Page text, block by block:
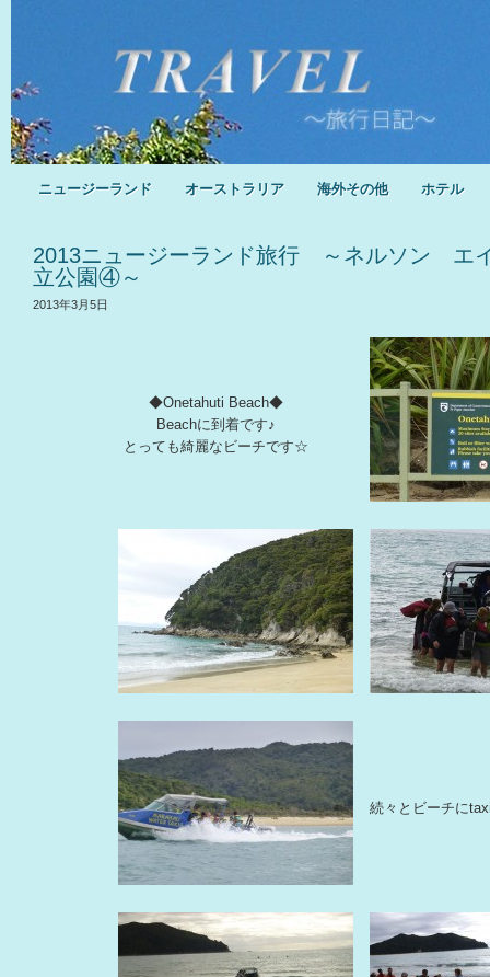
ニュージーランド オーストラリア 海外その他 ホテル
2013ニュージーランド旅行 ～ネルソン エ
立公園④～
2013年3月5日
◆Onetahuti Beach◆
Beachに到着です♪
とっても綺麗なビーチです☆
続々とビーチに